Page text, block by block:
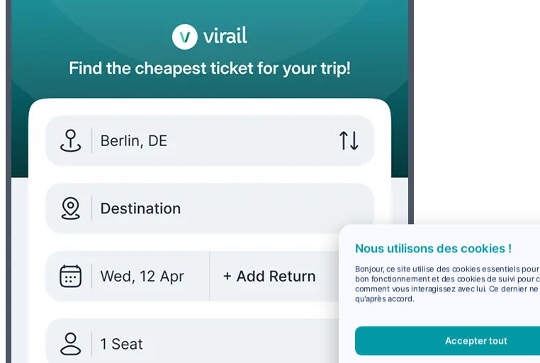
Nous utilisons des cookies !
Bonjour, ce site utilise des cookies essentiels
bon fonctionnement et des cookies de suivi pour
comment vous interagissez avec lui. Ce dernier
qu'après accord.
Accepter tout